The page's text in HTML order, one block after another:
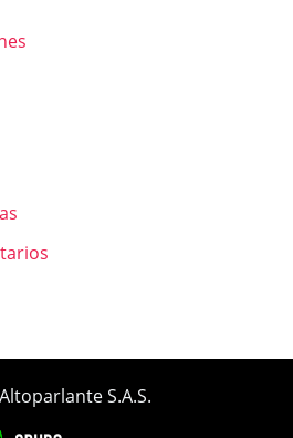
S.A.S.